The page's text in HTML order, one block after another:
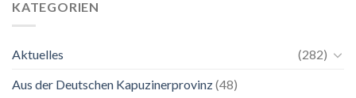
Ausstellung
KATEGORIEN
Aktuelles
(282)
Aus der Deutschen Kapuzinerprovinz(48)